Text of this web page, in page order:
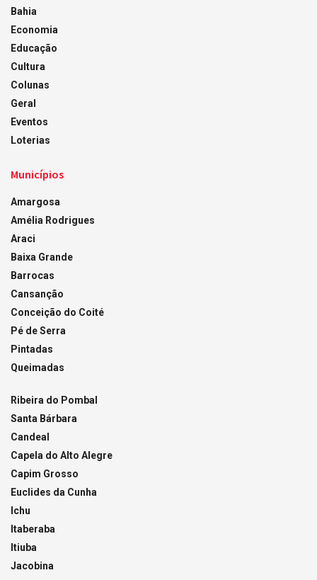
Bahia
Economia
Educação
Cultura
Colunas
Geral
Eventos
Loterias
Municípios
Amargosa
Amélia Rodrigues
Araci
Baixa Grande
Barrocas
Cansanção
Conceição do Coité
Pé de Serra
Pintadas
Queimadas
Ribeira do Pombal
Santa Bárbara
Candeal
Capela do Alto Alegre
Capim Grosso
Euclides da Cunha
Ichu
Itaberaba
Itiuba
Jacobina